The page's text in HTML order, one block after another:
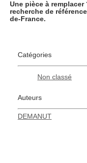
Une pièce à remplacer
recherche de
de-France.
Catégories
Non classé
Auteurs
DEMANUT